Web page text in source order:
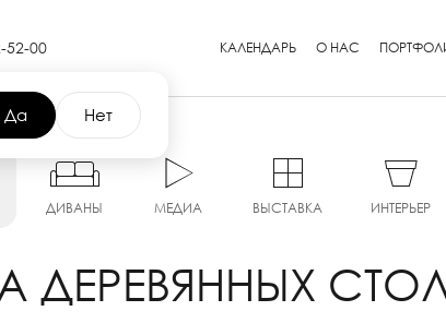
Да Нет
52-00 КАЛЕНДАРЬ О НАС
ДИВАНЫ МЕДИА ВЫСТАВКА ИНТЕРЬЕР
ДЕРЕВЯННЫХ